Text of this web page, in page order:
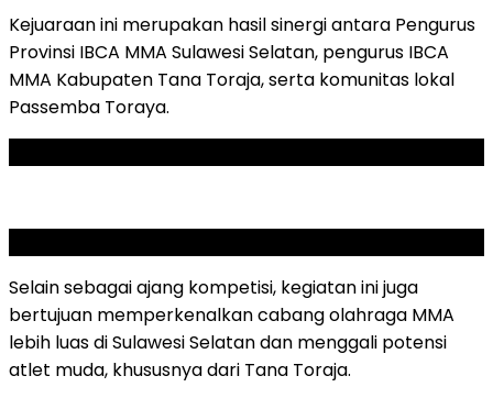
Kejuaraan ini merupakan hasil sinergi antara Pengurus
Provinsi IBCA MMA Sulawesi Selatan, pengurus IBCA
MMA Kabupaten Tana Toraja, serta komunitas lokal
Passemba Toraya.
Selain sebagai ajang kompetisi, kegiatan ini juga
bertujuan memperkenalkan cabang olahraga MMA
lebih luas di Sulawesi Selatan dan menggali potensi
atlet muda, khususnya dari Tana Toraja.